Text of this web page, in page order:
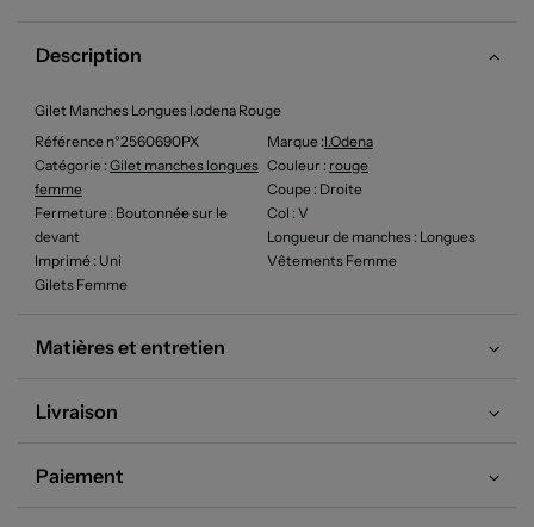
Description
Gilet Manches Longues I.odena Rouge
Référence n°2560690PX
Marque :I.odena
Catégorie : Gilet manches longues
femme
Couleur : rouge
Coupe : Droite
Fermeture : Boutonnée sur le
devant
Col : V
Longueur de manches : Longues
Imprimé : Uni
Vêtements Femme
Gilets Femme
Matières et entretien
Livraison
Paiement